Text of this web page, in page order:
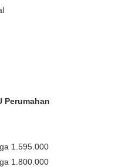
Perumahan
1.595.000
1.800.000